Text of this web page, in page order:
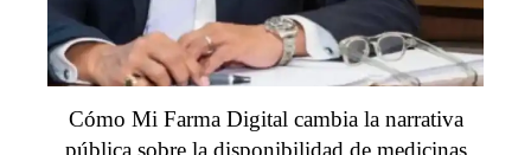
Cómo Mi Farma Digital cambia la narrativa
pública sobre la disponibilidad de medicinas